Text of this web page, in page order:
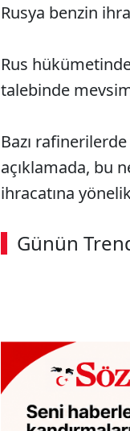
Rusya benzin
Rus
talebinde
Bazı
açıklamada, bu
ihracatına
Günün